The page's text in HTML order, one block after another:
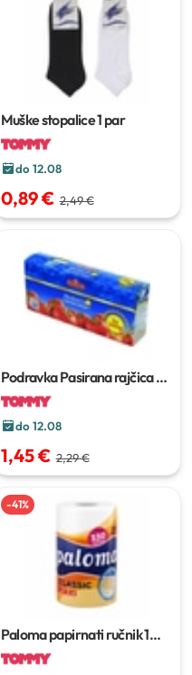
Muške stopalice1 par
do 12.08
0,89 € 2,49 €
Podravka Pasirana rajčica3 x
200 g
do 12.08
1,45 € 2,29 €
-41%
Paloma papirnati ručnik1
rola